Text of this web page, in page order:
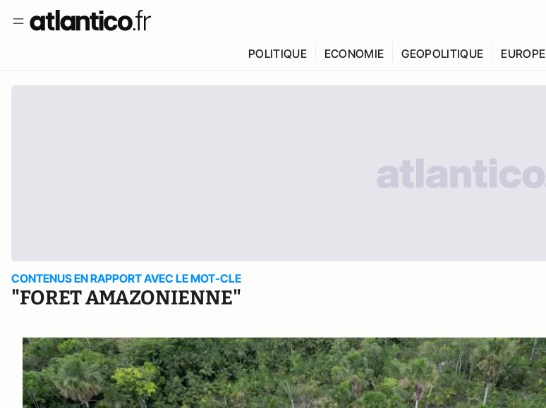
POLITIQUE ECONOMIE GEOPOLITIQUE EUROPE
CONTENUS EN RAPPORT AVEC LE MOT-CLE
"FORET AMAZONIENNE"